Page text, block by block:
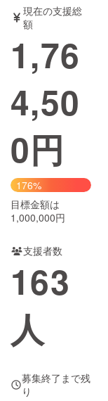
音楽
ゲーム・サ
Creation
コミュニティ
現在の支援総
額
1,76
4,50
0円
176%
目標金額は
1,000,000円
支援者数
163
人
募集終了まで残
り